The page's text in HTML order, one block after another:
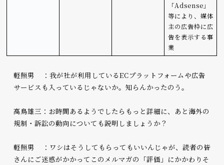
「Adsense」
等により、媒体
主の広告枠に広
告を表示する事
業
軽照男 ：我が社が利用しているECプラットフォームや広告
サービスも入っているじゃないか。知らんかったのう。
高鳥雄三：お時間あるようでしたらもっと詳細に、あと海外の
規制・訴訟の動向についても説明しましょうか？
軽照男 ：ワシはそうしてもらってもいいんじゃが、読者の皆
さんにご迷惑がかかってこのメルマガの「評価」にかかわりそ